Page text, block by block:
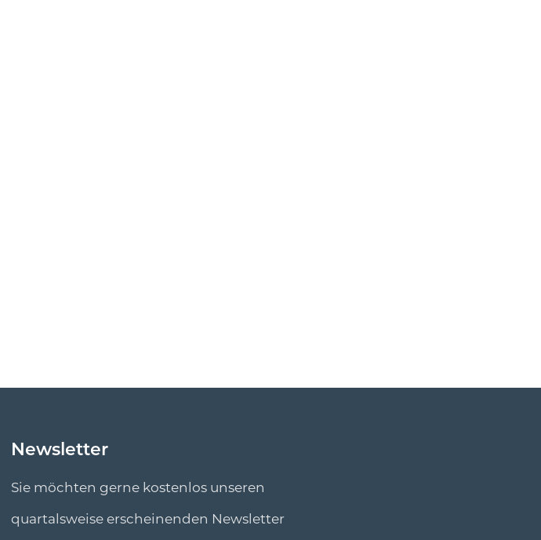
Newsletter
Sie möchten gerne kostenlos unseren
quartalsweise erscheinenden Newsletter